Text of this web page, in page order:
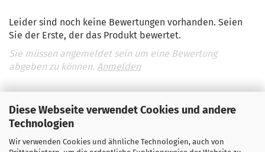
Diese Webseite verwendet Cookies und andere
Technologien
Wir verwenden Cookies und ähnliche Technologien, auch von
Leider sind noch keine Bewertungen vorhanden. Seien
Sie der Erste, der das Produkt bewertet.
Sie müssen angemeldet sein um eine Bewertung
abgeben zu können. Anmelden